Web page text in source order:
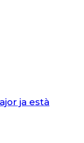
ja està